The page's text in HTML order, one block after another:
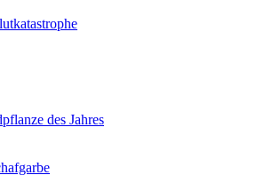
des Jahres